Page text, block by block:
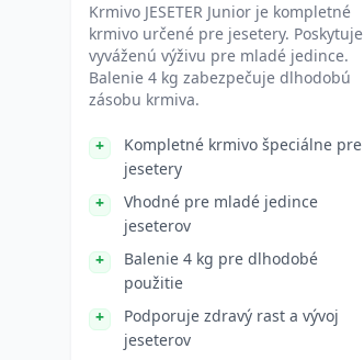
Krmivo JESETER Junior je kompletné
krmivo určené pre jesetery. Poskytuje
vyváženú výživu pre mladé jedince.
Balenie 4 kg zabezpečuje dlhodobú
zásobu krmiva.
Kompletné krmivo špeciálne pre
jesetery
Vhodné pre mladé jedince
jeseterov
Balenie 4 kg pre dlhodobé
použitie
Podporuje zdravý rast a vývoj
jeseterov